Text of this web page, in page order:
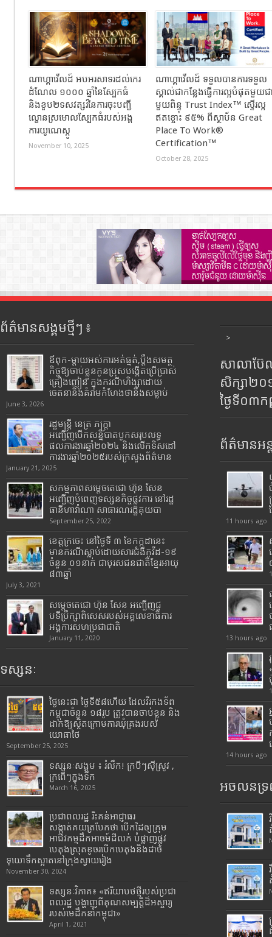
ណាហ្គាវើលដ៍ អបអរសាទរដល់កេរ
ដំណែល ១០០០ ឆ្នាំនៃស្បែកធំ
និងខួប២ទសវត្សរ៍នៃការចុះបញ្ជី
ល្ខោនស្រមោលស្បែកធំរបស់អង្គ
ការយូណេស្កូ
November 10, 2025
ណាហ្គាវើលដ៍ ទទួលបានការទទួល
ស្គាល់ជាកន្លែងធ្វើការល្អបំផុតមួយជ
មួយពិន្ទុ Trust Index™ ស្ទើរល្អ
ឥតខ្ចោះ ៩៥% ពីស្ថាប័ន Great
Place To Work®
Certification™
October 28, 2025
ព័ត៌មានសង្គមថ្មីៗ ៖
ឪពុក-ម្ដាយអស់ការអត់ធ្មត់,ប្ដឹងសមត្ថ
កិច្ចឱ្យចាប់ខ្លួនកូនប្រុសបង្កើតប្រើប្រាស់
គ្រឿងញៀន ក្នុងករណីហិង្សាដោយ
ចេតនានិងគំរាមកំហែងថានឹងសម្លាប់
June 3, 2026
រដ្ឋមន្រ្តី​ នេត្រ​ ភក្ត្រា​
អញ្ជើញបើកសន្និបាតបូកសរុបលទ្ធ
ផលការងារឆ្នាំ២០២៤ និងលើកទិសដៅ
ការងារឆ្នាំ២០២៥របស់​ក្រសួង​ព័ត៌មាន​
January 21, 2025
សកម្មភាពសម្តេចតេជោ ហ៊ុន សែន
អញ្ជើញបំពេញទស្សនកិច្ចផ្លូវការ នៅរដ្ឋ
ធានីហាវ៉ាណា សាធារណរដ្ឋគុយបា
September 25, 2022
ខេត្តក្រចេះ នៅថ្ងៃទី ៣ ខែកក្កដានេះ
មានករណីស្លាប់ដោយសារជំងឺកូវីដ-១៩
ចំនួន ០១នាក់ ជាបុរសជនជាតិខ្មែរអាយុ
៨៣ឆ្នាំ
July 3, 2021
សម្តេចតេជោ ហ៊ុន សែន អញ្ជើញជួ
បទីប្រឹក្សាពិសេសរបស់អគ្គលេខាធិការ
អង្គការសហប្រជាជាតិ
January 11, 2020
ទស្សនៈ
ថ្ងៃនេះជា ថ្ងៃទី៥៨ហើយ ដែលវីរកងទ័ព
កម្ពុជាចំនួន ១៨រូប ត្រូវបានចាប់ខ្លួន និង
ដាក់ឱ្យស្ថិតក្រោមការឃុំគ្រងរបស់
យោធាថៃ
September 25, 2025
ទស្សនៈសង្គម ៖ រំលឹក! ក្របីៗស៊ីស្រូវ ,
ក្រពើៗក្នុងទឹក
March 16, 2025
ប្រជាពលរដ្ឋ រិះគន់អាជ្ញាធរ
សង្កាត់គយត្របែកថា បើកដៃឲ្យក្រុម
អាជីវកម្មដឹកអាចម៍ដីលក់ បំផ្លាញផ្លូវ
បេតុងស្រុតខូចរបើកបេតុងនិងដាច់
ទុយោទឹកស្អាតនៅក្រុងស្វាយរៀង
November 30, 2024
ទស្សនៈវិភាគ៖ «ឥរិយាបថថ្មីរបស់ប្រជា
ពលរដ្ឋ បង្ហាញពីគុណសម្បត្តិដ៏អស្ចារ្យ
របស់មេដឹកនាំកម្ពុជា»
April 1, 2021
>
សាលាប៊ែ
សិក្សា២
ថ្ងៃទី០៣
ព័ត៌មានអន្
11 hours ago
13 hours ago
14 hours ago
អចលនទ្រ